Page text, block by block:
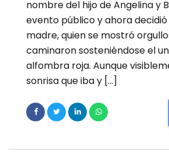
nombre del hijo de Angelina y
evento público y ahora
madre, quien se mostró
caminaron sosteniéndose el
alfombra roja. Aunque
sonrisa que iba y […]